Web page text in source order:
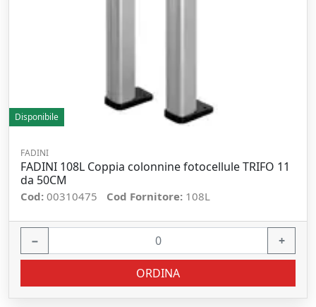
Disponibile
FADINI
FADINI 108L Coppia colonnine fotocellule TRIFO 11
da 50CM
Cod: 00310475 Cod Fornitore: 108L
− +
ORDINA